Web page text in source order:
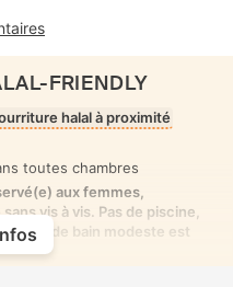
FRIENDLY
halal à proximité
toutes chambres
aux femmes,
vis à vis. Pas de piscine,
tenue de bain modeste est